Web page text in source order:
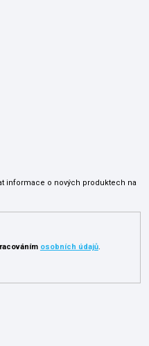
informace o nových produktech na
osobních údajů.